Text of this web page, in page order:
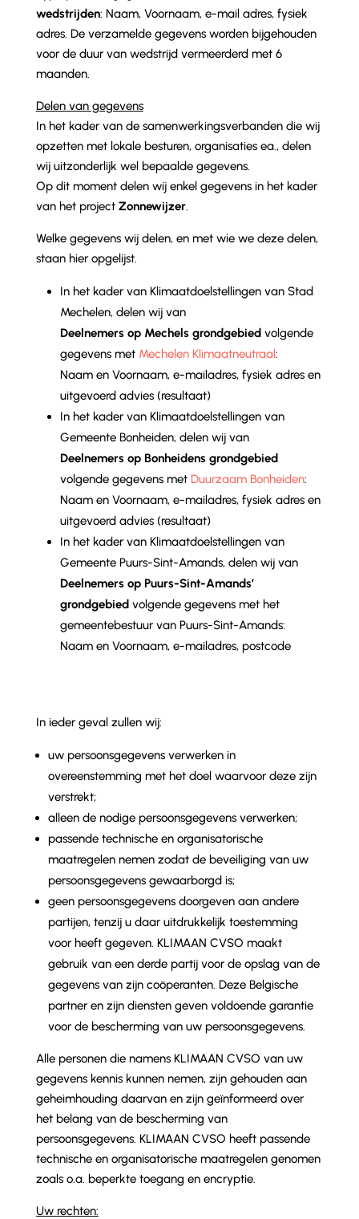
wedstrijden: Naam, Voornaam, e-mail adres, fysiek
adres. De verzamelde gegevens worden bijgehouden
voor de duur van wedstrijd vermeerderd met 6
maanden.
Delen van gegevens
In het kader van de samenwerkingsverbanden die wij
opzetten met lokale besturen, organisaties ea., delen
wij uitzonderlijk wel bepaalde gegevens.
Op dit moment delen wij enkel gegevens in het kader
van het project Zonnewijzer.
Welke gegevens wij delen, en met wie we deze delen,
staan hier opgelijst.
In het kader van Klimaatdoelstellingen van Stad
Mechelen, delen wij van
Deelnemers op Mechels grondgebiedvolgende
gegevens met Mechelen Klimaatneutraal:
Naam en Voornaam, e-mailadres, fysiek adres en
uitgevoerd advies (resultaat)
In het kader van Klimaatdoelstellingen van
Gemeente Bonheiden, delen wij van
Deelnemers op Bonheidens grondgebied
volgende gegevens met Duurzaam Bonheiden:
Naam en Voornaam, e-mailadres, fysiek adres en
uitgevoerd advies (resultaat)
In het kader van Klimaatdoelstellingen van
Gemeente Puurs-Sint-Amands, delen wij van
Deelnemers op Puurs-Sint-Amands’
grondgebiedvolgende gegevens met het
gemeentebestuur van Puurs-Sint-Amands:
Naam en Voornaam, e-mailadres, postcode
In ieder geval zullen wij:
uw persoonsgegevens verwerken in
overeenstemming met het doel waarvoor deze zijn
verstrekt;
alleen de nodige persoonsgegevens verwerken;
passende technische en organisatorische
maatregelen nemen zodat de beveiliging van uw
persoonsgegevens gewaarborgd is;
geen persoonsgegevens doorgeven aan andere
partijen, tenzij u daar uitdrukkelijk toestemming
voor heeft gegeven. KLIMAAN CVSO maakt
gebruik van een derde partij voor de opslag van de
gegevens van zijn coöperanten. Deze Belgische
partner en zijn diensten geven voldoende garantie
voor de bescherming van uw persoonsgegevens.
Alle personen die namens KLIMAAN CVSO van uw
gegevens kennis kunnen nemen, zijn gehouden aan
geheimhouding daarvan en zijn geïnformeerd over
het belang van de bescherming van
persoonsgegevens. KLIMAAN CVSO heeft passende
technische en organisatorische maatregelen genomen
zoals o.a. beperkte toegang en encryptie.
Uw rechten: